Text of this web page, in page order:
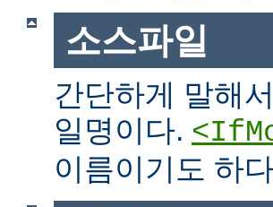
소스파일
간단하게 말해
일명이다.
이름이기도 하